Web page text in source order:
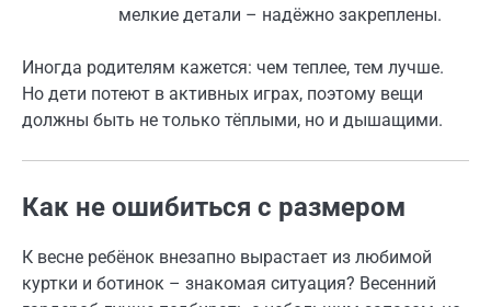
мелкие детали – надёжно закреплены.
Иногда родителям кажется: чем теплее, тем лучше.
Но дети потеют в активных играх, поэтому вещи
должны быть не только тёплыми, но и дышащими.
Как не ошибиться с размером
К весне ребёнок внезапно вырастает из любимой
куртки и ботинок – знакомая ситуация? Весенний